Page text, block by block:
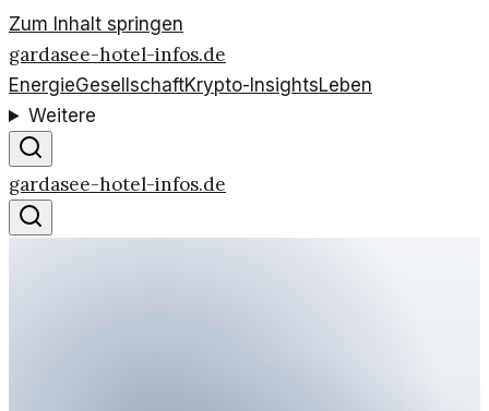
Zum Inhalt springen
gardasee-hotel-infos.de
EnergieGesellschaftKrypto-InsightsLeben
Weitere
gardasee-hotel-infos.de